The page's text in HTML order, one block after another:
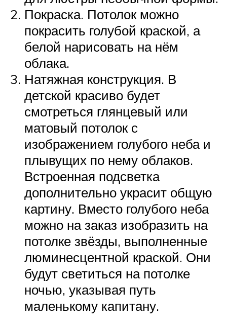
Покраска. Потолок можно
покрасить голубой краской, а
белой нарисовать на нём
облака.
Натяжная конструкция. В
детской красиво будет
смотреться глянцевый или
матовый потолок с
изображением голубого неба и
плывущих по нему облаков.
Встроенная подсветка
дополнительно украсит общую
картину. Вместо голубого неба
можно на заказ изобразить на
потолке звёзды, выполненные
люминесцентной краской. Они
будут светиться на потолке
ночью, указывая путь
маленькому капитану.